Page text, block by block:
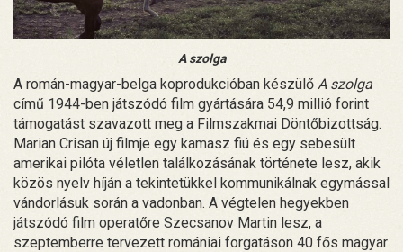
A szolga
A román-magyar-belga koprodukcióban készülő A szolga
című 1944-ben játszódó film gyártására 54,9 millió forint
támogatást szavazott meg a Filmszakmai Döntőbizottság.
Marian Crisan új filmje egy kamasz fiú és egy sebesült
amerikai pilóta véletlen találkozásának története lesz, akik
közös nyelv híján a tekintetükkel kommunikálnak egymással
vándorlásuk során a vadonban. A végtelen hegyekben
játszódó film operatőre Szecsanov Martin lesz, a
szeptemberre tervezett romániai forgatáson 40 fős magyar